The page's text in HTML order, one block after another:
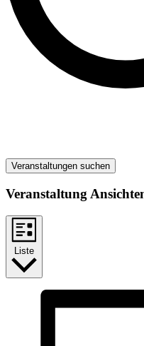
Veranstaltungen suchen
Veranstaltung
Liste